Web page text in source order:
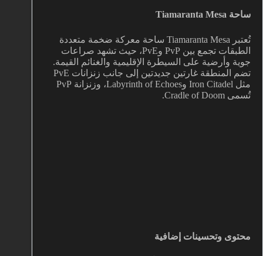
ساحة Tiamaranta Mesa
تُعتبر Tiamaranta Mesa ساحة معركة ضخمة متعددة
الطبقات تجمع بين PvP وPvE، حيث تشهد صراعات
جوية وأرضية على السيطرة الإقليمية والغنائم القيمة.
تضم المنطقة غارتين جديدتين إلى جانب زنزانات PvE
مثل Iron Citadel وLabyrinth of Echoes، وزنزانة PvP
تُسمى Cradle of Doom.
محتوى وتحسينات إضافية